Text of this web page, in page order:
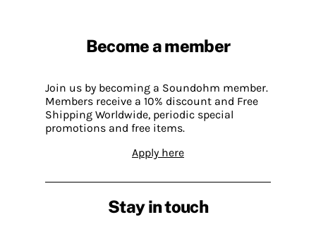
Become a member
Join us by becoming a Soundohm member.
Members receive a 10% discount and Free
Shipping Worldwide, periodic special
promotions and free items.
Apply here
Stay in touch